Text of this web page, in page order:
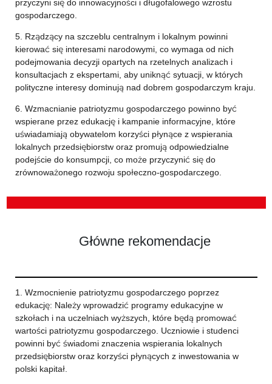
przyczyni się do innowacyjności i długofalowego wzrostu
gospodarczego.
5. Rządzący na szczeblu centralnym i lokalnym powinni
kierować się interesami narodowymi, co wymaga od nich
podejmowania decyzji opartych na rzetelnych analizach i
konsultacjach z ekspertami, aby uniknąć sytuacji, w których
polityczne interesy dominują nad dobrem gospodarczym kraju.
6. Wzmacnianie patriotyzmu gospodarczego powinno być
wspierane przez edukację i kampanie informacyjne, które
uświadamiają obywatelom korzyści płynące z wspierania
lokalnych przedsiębiorstw oraz promują odpowiedzialne
podejście do konsumpcji, co może przyczynić się do
zrównoważonego rozwoju społeczno-gospodarczego.
Główne rekomendacje
1. Wzmocnienie patriotyzmu gospodarczego poprzez
edukację: Należy wprowadzić programy edukacyjne w
szkołach i na uczelniach wyższych, które będą promować
wartości patriotyzmu gospodarczego. Uczniowie i studenci
powinni być świadomi znaczenia wspierania lokalnych
przedsiębiorstw oraz korzyści płynących z inwestowania w
polski kapitał.